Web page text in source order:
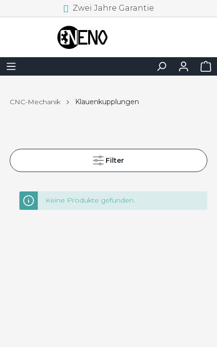
Zwei Jahre Garantie
CNC-Mechanik Klauenkupplungen
Filter
Keine Produkte gefunden.